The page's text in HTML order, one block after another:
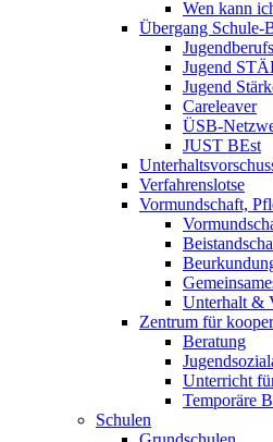
Wen kann
Übergang Schule-
Jugend
Jugend
Careleaver
ÜSB-
JUST BEst
Verfahrenslotse
Vormundschaft,
Unterhalt &
Zentrum für
Beratung
Unterricht
Temporäre
Schulen